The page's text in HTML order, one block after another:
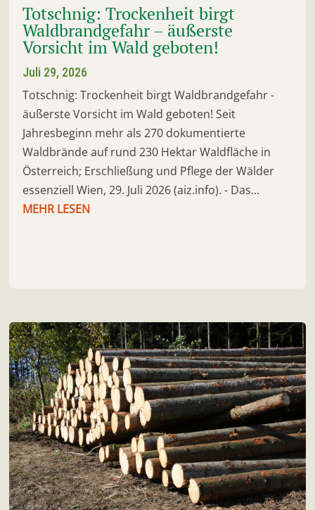
Totschnig: Trockenheit birgt
Waldbrandgefahr – äußerste
Vorsicht im Wald geboten!
Juli 29, 2026
Totschnig: Trockenheit birgt Waldbrandgefahr -
äußerste Vorsicht im Wald geboten! Seit
Jahresbeginn mehr als 270 dokumentierte
Waldbrände auf rund 230 Hektar Waldfläche in
Österreich; Erschließung und Pflege der Wälder
essenziell Wien, 29. Juli 2026 (aiz.info). - Das...
MEHR LESEN